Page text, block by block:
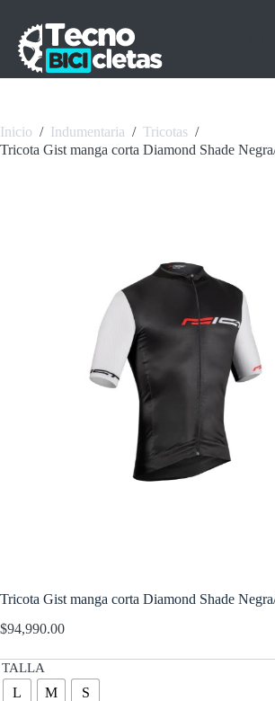
contenido
Inicio / Indumentaria / Tricotas /
Tricota Gist manga corta Diamond Shade
Tricota Gist manga corta Diamond Shade
$94,990.00
TALLA
L M S